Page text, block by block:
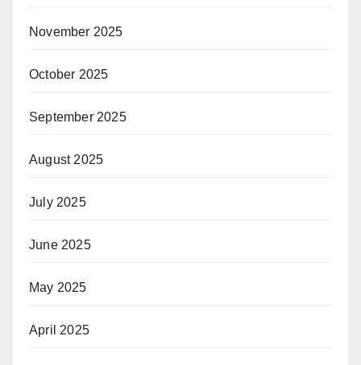
November 2025
October 2025
September 2025
August 2025
July 2025
June 2025
May 2025
April 2025